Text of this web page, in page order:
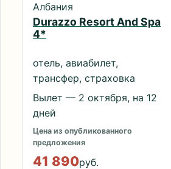
Албания
Durazzo Resort And Spa
4*
отель, авиабилет,
трансфер, страховка
Вылет — 2 октября, на 12
дней
Цена из опубликованного
предложения
41 890руб.